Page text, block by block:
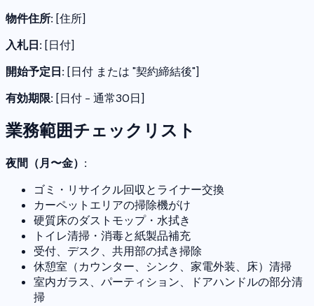
物件住所: [住所]
入札日: [日付]
開始予定日: [日付 または "契約締結後"]
有効期限: [日付 - 通常30日]
業務範囲チェックリスト
夜間（月〜金）:
ゴミ・リサイクル回収とライナー交換
カーペットエリアの掃除機がけ
硬質床のダストモップ・水拭き
トイレ清掃・消毒と紙製品補充
受付、デスク、共用部の拭き掃除
休憩室（カウンター、シンク、家電外装、床）清掃
室内ガラス、パーティション、ドアハンドルの部分清
掃